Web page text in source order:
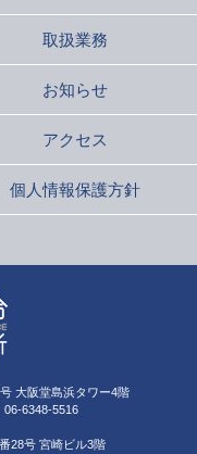
取扱業務
お知らせ
アクセス
個人情報保護方針
大阪堂島浜タワー4階
06-6348-5516
28号 宮崎ビル3階